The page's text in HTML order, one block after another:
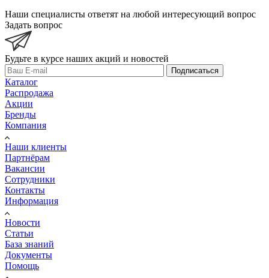
Наши специалисты ответят на любой интересующий вопрос
Задать вопрос
Будьте в курсе наших акций и новостей
Подписаться
Каталог
Распродажа
Акции
Бренды
Компания
Наши клиенты
Партнёрам
Вакансии
Сотрудники
Контакты
Информация
Новости
Статьи
База знаний
Документы
Помощь